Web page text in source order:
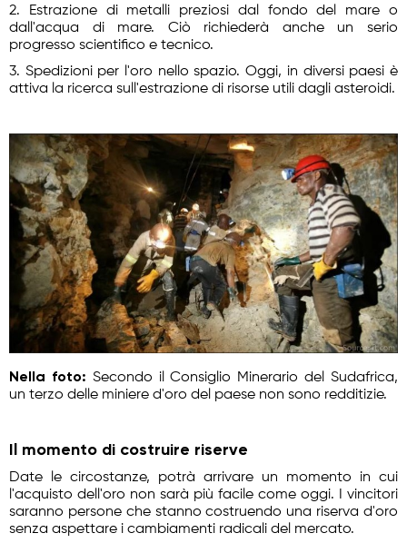
2. Estrazione di metalli preziosi dal fondo del mare o
dall'acqua di mare. Ciò richiederà anche un serio
progresso scientifico e tecnico.
3. Spedizioni per l'oro nello spazio. Oggi, in diversi paesi è
attiva la ricerca sull'estrazione di risorse utili dagli asteroidi.
Nella foto: Secondo il Consiglio Minerario del Sudafrica,
un terzo delle miniere d'oro del paese non sono redditizie.
Il momento di costruire riserve
Date le circostanze, potrà arrivare un momento in cui
l'acquisto dell'oro non sarà più facile come oggi. I vincitori
saranno persone che stanno costruendo una riserva d'oro
senza aspettare i cambiamenti radicali del mercato.